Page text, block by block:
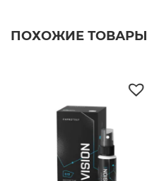
ПОХОЖИЕ ТОВАРЫ